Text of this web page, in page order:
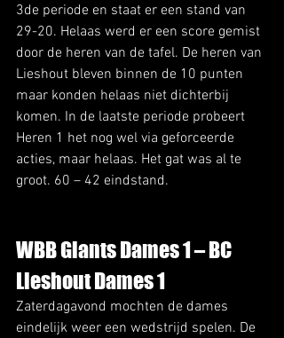
3de periode en staat er een stand van
29-20. Helaas werd er een score gemist
door de heren van de tafel. De heren van
Lieshout bleven binnen de 10 punten
maar konden helaas niet dichterbij
komen. In de laatste periode probeert
Heren 1 het nog wel via geforceerde
acties, maar helaas. Het gat was al te
groot. 60 – 42 eindstand.
WBB Giants Dames 1 – BC
Lieshout Dames 1
Zaterdagavond mochten de dames
eindelijk weer een wedstrijd spelen. De